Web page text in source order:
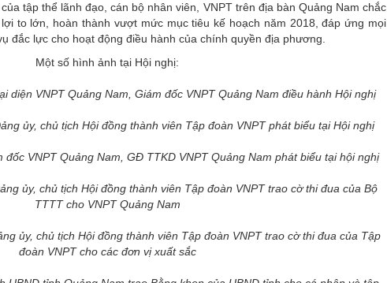
tập thể lãnh đạo, cán bộ nhân viên, VNPT trên địa bàn Quảng Nam chắc
to lớn, hoàn thành vượt mức mục tiêu kế hoạch năm 2018, đáp ứng mọi
đắc lực cho hoạt động điều hành của chính quyền địa phương.
Một số hình ảnh tại Hội nghị:
diện VNPT Quảng Nam, Giám đốc VNPT Quảng Nam điều hành Hội nghị
ủy, chủ tịch Hội đồng thành viên Tập đoàn VNPTphát biểu tại Hội nghị
đốc VNPT Quảng Nam, GĐ TTKD VNPT Quảng Nam phát biểu tại hội nghị
ủy, chủ tịch Hội đồng thành viên Tập đoàn VNPT trao cờ thi đua của Bộ
TTTT cho VNPT Quảng Nam
ủy, chủ tịch Hội đồng thành viên Tập đoàn VNPT trao cờ thi đua của Tập
đoàn VNPT cho các đơn vị xuất sắc